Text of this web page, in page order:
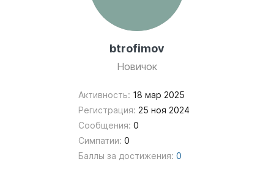
btrofimov
Новичок
Активность: 18 мар 2025
Регистрация: 25 ноя 2024
Сообщения: 0
Симпатии: 0
Баллы за достижения: 0